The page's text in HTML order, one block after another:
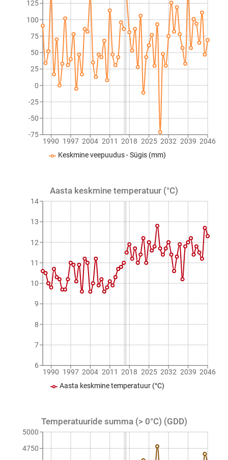
1990 1997 2004 2011 2018 2025 2032 2039 2046
-75
-50
-25
0
25
50
75
100
125
Keskmine veepuudus - Sügis (mm)
Aasta keskmine temperatuur (°C)
1990 1997 2004 2011 2018 2025 2032 2039 2046
6
7
8
9
10
11
12
13
14
Aasta keskmine temperatuur (°C)
Temperatuuride summa (> 0°C) (GDD)
4750
5000